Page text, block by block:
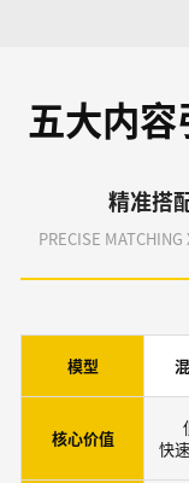
五大内
精准搭
PRECISE
模型
核心价值
快